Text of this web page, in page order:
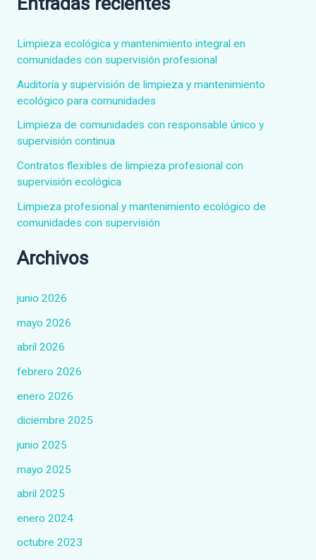
a
r
p
o
r
:
Limpieza ecológica y mantenimiento integral en
comunidades con supervisión profesional
Auditoría y supervisión de limpieza y mantenimiento
ecológico para comunidades
Limpieza de comunidades con responsable único y
supervisión continua
Contratos flexibles de limpieza profesional con
supervisión ecológica
Limpieza profesional y mantenimiento ecológico de
comunidades con supervisión
Archivos
junio 2026
mayo 2026
abril 2026
febrero 2026
enero 2026
diciembre 2025
junio 2025
mayo 2025
abril 2025
enero 2024
octubre 2023